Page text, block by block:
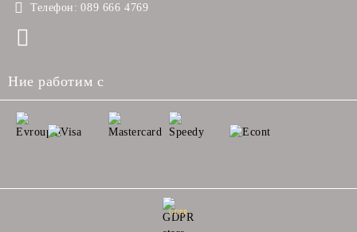
Телефон: 089 666 4769
Ние работим с
GDPR